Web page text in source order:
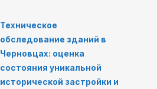
Техническое
обследование зданий в
Черновцах: оценка
состояния уникальной
исторической застройки и